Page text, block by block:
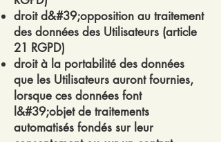
droit d&#39;opposition au traitement
des données des Utilisateurs (article
21 RGPD)
droit à la portabilité des données
que les Utilisateurs auront fournies,
lorsque ces données font
l&#39;objet de traitements
automatisés fondés sur leur